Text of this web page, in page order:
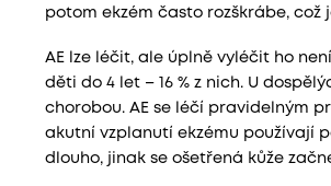
potom ekzém často rozškrábe, což
AE lze léčit, ale úplně vyléčit ho
děti do 4 let – 16 % z nich. U
chorobou. AE se léčí pravidelným
akutní vzplanutí ekzému používají
dlouho, jinak se ošetřená kůže